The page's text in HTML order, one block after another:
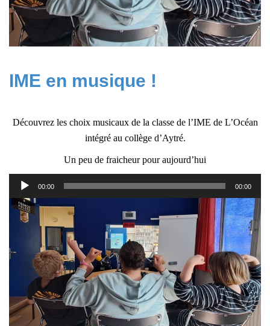
IME en musique !
Découvrez les choix musicaux de la classe de l’IME de L’Océan
intégré au collège d’Aytré.
Un peu de fraicheur pour aujourd’hui
Lecteur
audio
00:00 00:00